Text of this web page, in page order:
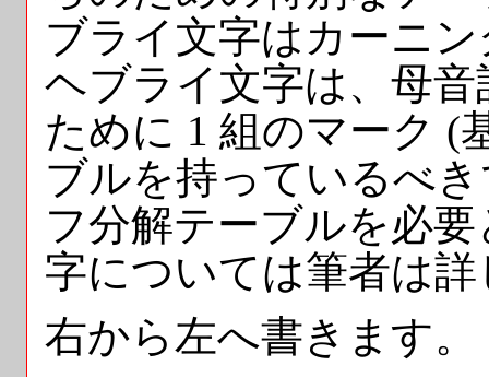
ブライ文字はカーニ
ヘブライ文字は、母
ために 1 組のマーク (
ブルを持っているべ
フ分解テーブルを必
字については筆者は
右から左へ書きます。